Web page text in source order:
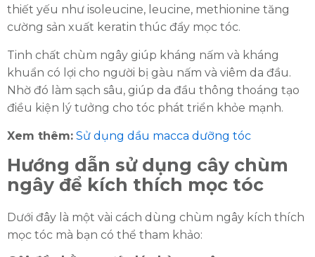
thiết yếu như isoleucine, leucine, methionine tăng
cường sản xuất keratin thúc đẩy mọc tóc.
Tinh chất chùm ngây giúp kháng nấm và kháng
khuẩn có lợi cho người bị gàu nấm và viêm da đầu.
Nhờ đó làm sạch sâu, giúp da đầu thông thoáng tạo
điều kiện lý tưởng cho tóc phát triển khỏe mạnh.
Xem thêm: Sử dụng dầu macca dưỡng tóc
Hướng dẫn sử dụng cây chùm
ngây để kích thích mọc tóc
Dưới đây là một vài cách dùng chùm ngây kích thích
mọc tóc mà bạn có thể tham khảo: